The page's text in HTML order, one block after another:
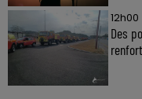
12h00
Des